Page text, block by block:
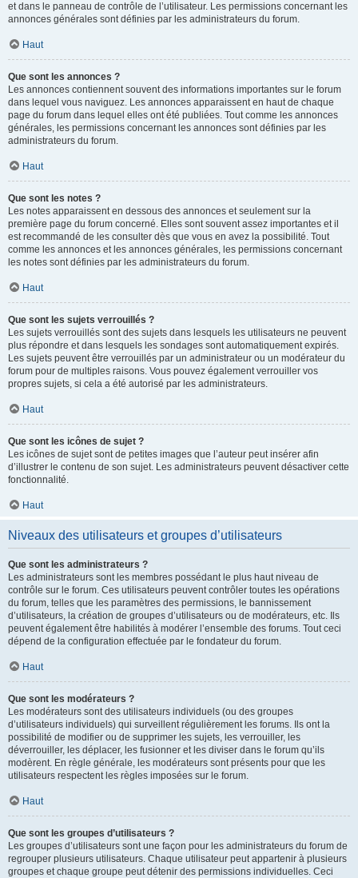
et dans le panneau de contrôle de l’utilisateur. Les permissions concernant les
annonces générales sont définies par les administrateurs du forum.
Haut
Que sont les annonces ?
Les annonces contiennent souvent des informations importantes sur le forum
dans lequel vous naviguez. Les annonces apparaissent en haut de chaque
page du forum dans lequel elles ont été publiées. Tout comme les annonces
générales, les permissions concernant les annonces sont définies par les
administrateurs du forum.
Haut
Que sont les notes ?
Les notes apparaissent en dessous des annonces et seulement sur la
première page du forum concerné. Elles sont souvent assez importantes et il
est recommandé de les consulter dès que vous en avez la possibilité. Tout
comme les annonces et les annonces générales, les permissions concernant
les notes sont définies par les administrateurs du forum.
Haut
Que sont les sujets verrouillés ?
Les sujets verrouillés sont des sujets dans lesquels les utilisateurs ne peuvent
plus répondre et dans lesquels les sondages sont automatiquement expirés.
Les sujets peuvent être verrouillés par un administrateur ou un modérateur du
forum pour de multiples raisons. Vous pouvez également verrouiller vos
propres sujets, si cela a été autorisé par les administrateurs.
Haut
Que sont les icônes de sujet ?
Les icônes de sujet sont de petites images que l’auteur peut insérer afin
d’illustrer le contenu de son sujet. Les administrateurs peuvent désactiver cette
fonctionnalité.
Haut
Niveaux des utilisateurs et groupes d’utilisateurs
Que sont les administrateurs ?
Les administrateurs sont les membres possédant le plus haut niveau de
contrôle sur le forum. Ces utilisateurs peuvent contrôler toutes les opérations
du forum, telles que les paramètres des permissions, le bannissement
d’utilisateurs, la création de groupes d’utilisateurs ou de modérateurs, etc. Ils
peuvent également être habilités à modérer l’ensemble des forums. Tout ceci
dépend de la configuration effectuée par le fondateur du forum.
Haut
Que sont les modérateurs ?
Les modérateurs sont des utilisateurs individuels (ou des groupes
d’utilisateurs individuels) qui surveillent régulièrement les forums. Ils ont la
possibilité de modifier ou de supprimer les sujets, les verrouiller, les
déverrouiller, les déplacer, les fusionner et les diviser dans le forum qu’ils
modèrent. En règle générale, les modérateurs sont présents pour que les
utilisateurs respectent les règles imposées sur le forum.
Haut
Que sont les groupes d’utilisateurs ?
Les groupes d’utilisateurs sont une façon pour les administrateurs du forum de
regrouper plusieurs utilisateurs. Chaque utilisateur peut appartenir à plusieurs
groupes et chaque groupe peut détenir des permissions individuelles. Ceci